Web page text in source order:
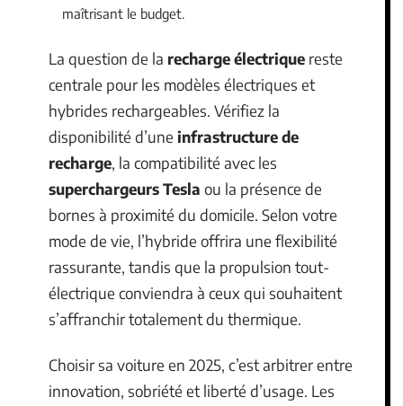
maîtrisant le budget.
La question de la recharge électrique reste
centrale pour les modèles électriques et
hybrides rechargeables. Vérifiez la
disponibilité d’une infrastructure de
recharge, la compatibilité avec les
superchargeurs Tesla ou la présence de
bornes à proximité du domicile. Selon votre
mode de vie, l’hybride offrira une flexibilité
rassurante, tandis que la propulsion tout-
électrique conviendra à ceux qui souhaitent
s’affranchir totalement du thermique.
Choisir sa voiture en 2025, c’est arbitrer entre
innovation, sobriété et liberté d’usage. Les